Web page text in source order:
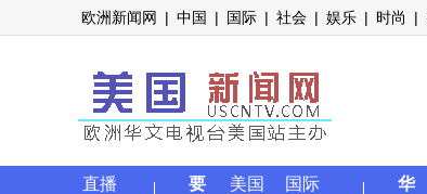
欧洲新闻网 | 中国 | 国际 | 社会 | 娱乐 | 时尚 |
直播
要
美国
国际
华